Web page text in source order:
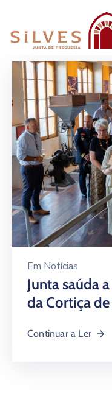
Junta
Freguesia
Assembleia
de
Freguesia
Projetos
Em Notícias
Junta saúda
da Cortiça
Continuar a Ler